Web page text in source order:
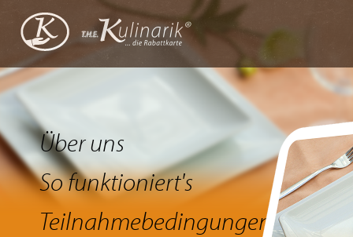
Über uns
So funktioniert's
Teilnahmebedingungen